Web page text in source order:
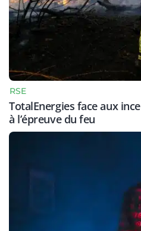
RSE
TotalEnergies face aux
à l’épreuve du feu